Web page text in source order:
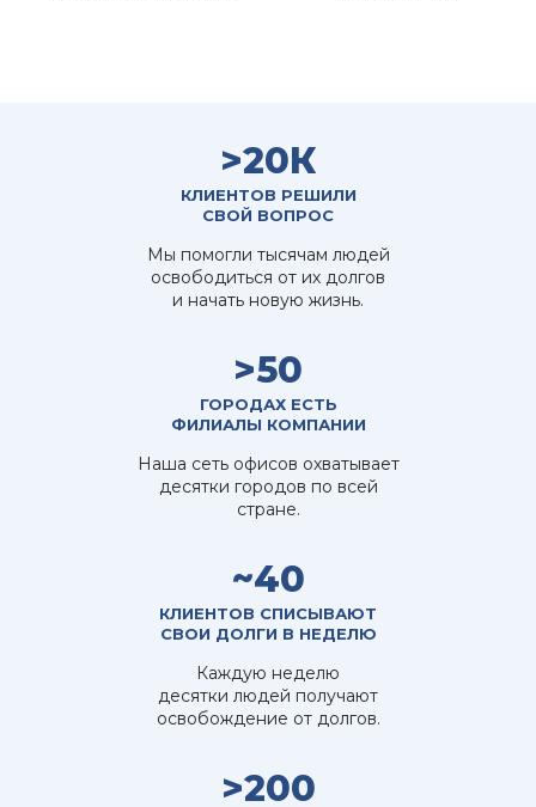
>20К
КЛИЕНТОВ РЕШИЛИ
СВОЙ ВОПРОС
Мы помогли тысячам людей
освободиться от их долгов
и начать новую жизнь.
>50
ГОРОДАХ ЕСТЬ
ФИЛИАЛЫ КОМПАНИИ
Наша сеть офисов охватывает
десятки городов по всей
стране.
~40
КЛИЕНТОВ СПИСЫВАЮТ
СВОИ ДОЛГИ В НЕДЕЛЮ
Каждую неделю
десятки людей получают
освобождение от долгов.
>200